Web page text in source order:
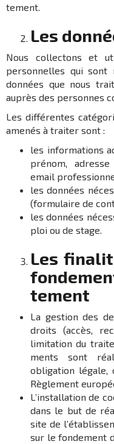
te­ment.
Les
Nous collec­tons et
person­nelles qui sont
données que nous
auprès des personnes
Les diffé­rentes
amenés à trai­ter sont :
les infor­ma­tions
prénom,
email
les données
(formu­laire de
les données
ploi ou de stage.
Les
te­ment
La gestion des
droits (accès,
limi­ta­tion du
ments sont
obligation légale,
Règle­ment
L’ins­tal­la­tion de
dans le but de
site de
sur le fonde­ment